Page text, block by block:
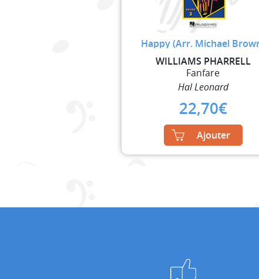
Happy (Arr. Michael
WILLIAMS PHARRELL
Fanfare
Hal Leonard
22,70€
Ajouter